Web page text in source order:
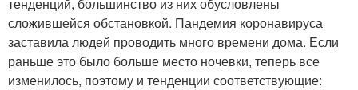
сложившейся обстановкой. Пандемия коронавируса
заставила людей проводить много времени дома. Если
раньше это было больше место ночевки, теперь все
изменилось, поэтому и тенденции соответствующие: